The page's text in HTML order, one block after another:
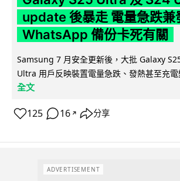
update 後暴走 電量急跌兼
WhatsApp 備份卡死有關
Samsung 7 月安全更新後，大批 Galaxy
Ultra 用戶反映裝置電量急跌、發熱甚至充
全文
125 16 ↗ 分享
ADVERTISEMENT